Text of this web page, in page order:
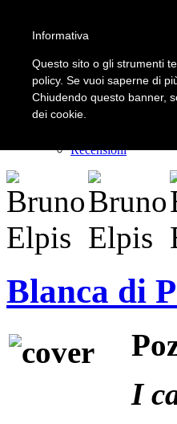
LOGIN | REGISTER
Home
Il carnevale dei delitti
Recensioni
Blanca di
I
Informativa
Questo sito o gli strumenti
policy. Se vuoi saperne di
Chiudendo questo banner,
dei cookie.